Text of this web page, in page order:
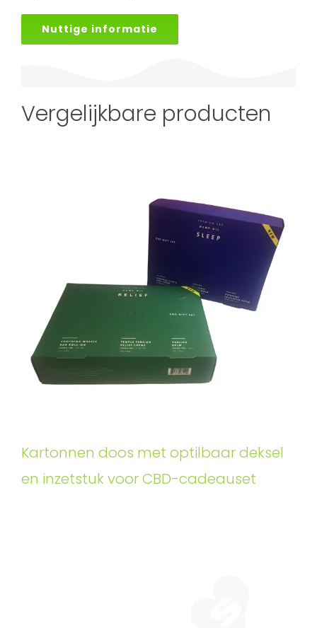
Nuttige informatie
Vergelijkbare producten
Kartonnen doos met optilbaar deksel
en inzetstuk voor CBD-cadeauset